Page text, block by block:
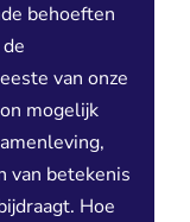
behoeften
van onze
mogelijk
van betekenis
Hoe